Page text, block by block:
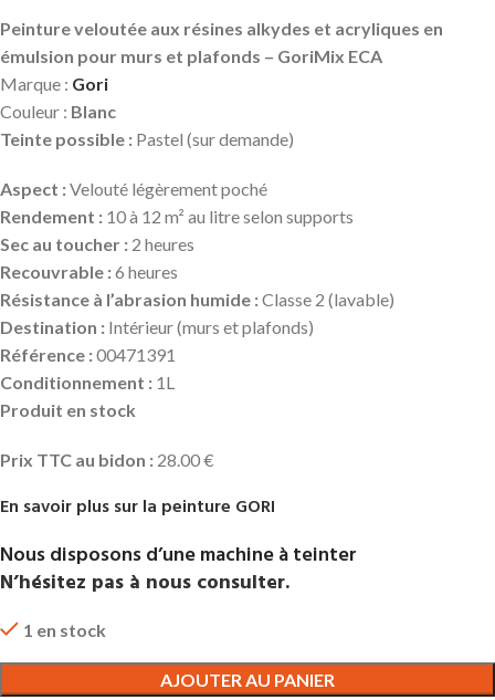
Peinture veloutée aux résines alkydes et acryliques en
émulsion pour murs et plafonds – GoriMix ECA
Marque : Gori
Couleur : Blanc
Teinte possible : Pastel (sur demande)
Aspect :Velouté légèrement poché
Rendement : 10 à 12 m² au litre selon supports
Sec au toucher : 2 heures
Recouvrable :6 heures
Résistance à l’abrasion humide :Classe 2 (lavable)
Destination : Intérieur (murs et plafonds)
Référence :00471391
Conditionnement : 1L
Produit en stock
Prix TTC au bidon : 28.00 €
En savoir plus sur la peinture GORI
Nous disposons d’une machine à teinter
N’hésitez pas à nous consulter.
1 en stock
AJOUTER AU PANIER